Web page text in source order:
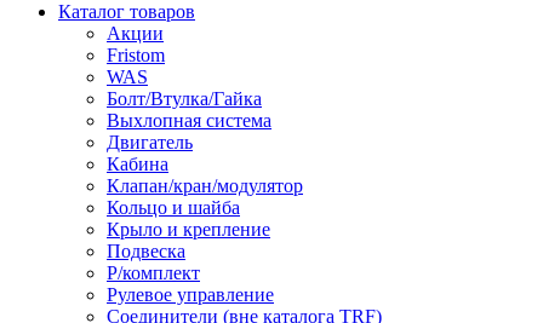
Каталог товаров
Акции
Fristom
WAS
Болт/Втулка/Гайка
Выхлопная система
Двигатель
Кабина
Клапан/кран/модулятор
Кольцо и шайба
Крыло и крепление
Подвеска
Р/комплект
Рулевое управление
Соединители (вне каталога TRF)